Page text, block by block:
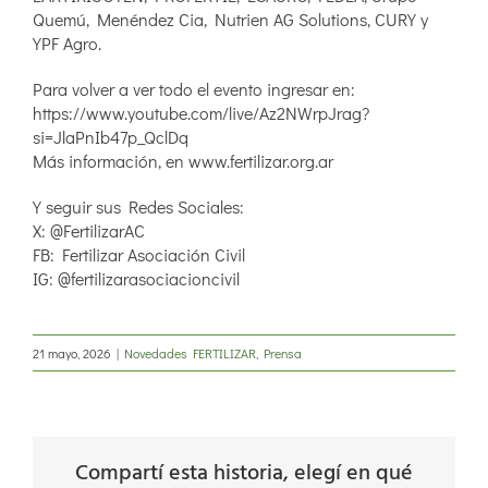
Quemú, Menéndez Cia, Nutrien AG Solutions, CURY y
YPF Agro.
Para volver a ver todo el evento ingresar en:
https://www.youtube.com/live/Az2NWrpJrag?
si=JlaPnIb47p_QclDq
Más información, en www.fertilizar.org.ar
Y seguir sus Redes Sociales:
X: @FertilizarAC
FB: Fertilizar Asociación Civil
IG: @fertilizarasociacioncivil
21 mayo, 2026 | Novedades FERTILIZAR, Prensa
Compartí esta historia, elegí en qué